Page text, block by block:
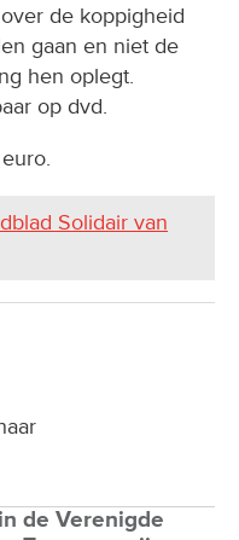
de koppigheid
gaan en niet de
hen oplegt.
op dvd.
Solidair van
de Verenigde